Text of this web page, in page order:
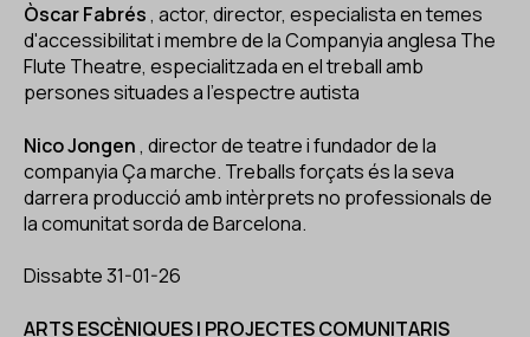
Òscar Fabrés, actor, director, especialista en temes
d'accessibilitat i membre de la Companyia anglesa The
Flute Theatre, especialitzada en el treball amb
persones situades a l'espectre autista
Nico Jongen, director de teatre i fundador de la
companyia Ça marche. Treballs forçats és la seva
darrera producció amb intèrprets no professionals de
la comunitat sorda de Barcelona.
Dissabte 31-01-26
ARTS ESCÈNIQUES I PROJECTES COMUNITARIS